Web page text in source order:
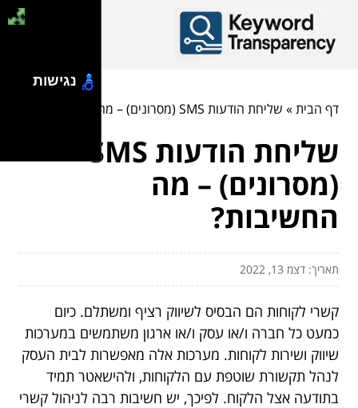
דף הבית» שליחת הודעות SMS (מסרונים) – מה החשיבות?
שליחת הודעות SMS
(מסרונים) – מה
החשיבות?
תאריך: דצמ 13, 2022
קשרי לקוחות הם הבסיס לשיווק רציף ומשתלם. כיום
כמעט כל חברה ו/או עסק ו/או ארגון משתמשים במערכות
שיווק ושירות לקוחות. מערכות אלה מאפשרות לבית העסק
לנהל תקשורת שוטפת עם הלקוחות, ולהישאטר תמיד
בתודעה אצל הלקוח. לפיכך, יש חשיבות רבה לניהול קשרי
נגישות